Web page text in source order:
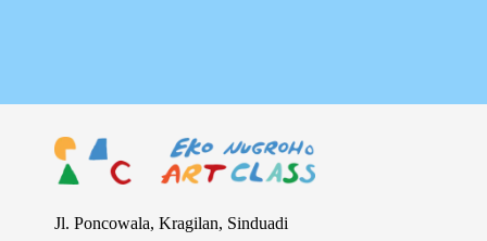
imajinasi
…
Jl. Poncowala, Kragilan, Sinduadi